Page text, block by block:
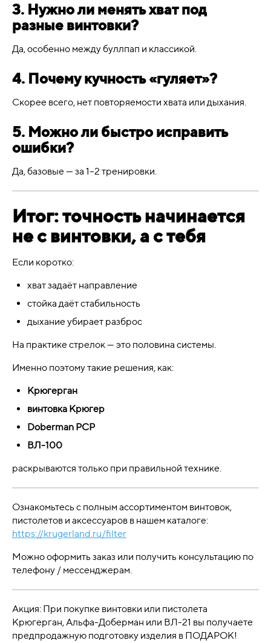
3. Нужно ли менять хват под
разные винтовки?
Да, особенно между буллпап и классикой.
4. Почему кучность «гуляет»?
Скорее всего, нет повторяемости хвата или дыхания.
5. Можно ли быстро исправить
ошибки?
Да, базовые — за 1–2 тренировки.
Итог: точность начинается
не с винтовки, а с тебя
Если коротко:
хват задаёт направление
стойка даёт стабильность
дыхание убирает разброс
На практике стрелок — это половина системы.
Именно поэтому такие решения, как:
Крюгерган
винтовка Крюгер
Doberman PCP
ВЛ-100
раскрываются только при правильной технике.
Ознакомьтесь с полным ассортиментом винтовок,
пистолетов и аксессуаров в нашем каталоге:
https://krugerland.ru/filter
Можно оформить заказ или получить консультацию по
телефону / мессенджерам.
Акция: При покупке винтовки или пистолета
Крюгерган, Альфа-Доберман или ВЛ-21 вы получаете
предпродажную подготовку изделия в ПОДАРОК!